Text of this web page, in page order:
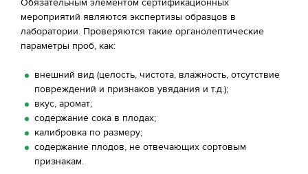
Обязательным элементом сертификационных
мероприятий являются экспертизы образцов в
лаборатории. Проверяются такие органолептические
параметры проб, как:
внешний вид (целость, чистота, влажность, отсутствие
повреждений и признаков увядания и т.д.);
вкус, аромат;
содержание сока в плодах;
калибровка по размеру;
содержание плодов, не отвечающих сортовым
признакам.